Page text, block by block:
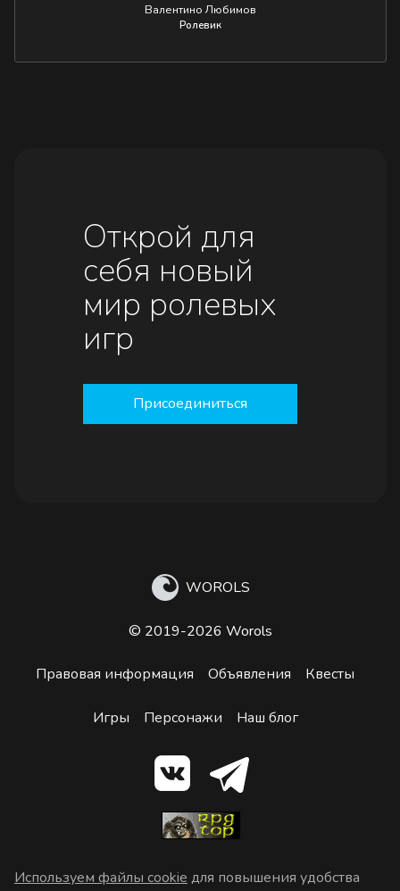
Валентино Любимов
Ролевик
Открой для
себя новый
мир ролевых
игр
Присоединиться
WOROLS
© 2019-2026 Worols
Правовая информация Объявления Квесты
Игры Персонажи Наш блог
Используем файлы cookie для повышения удобства